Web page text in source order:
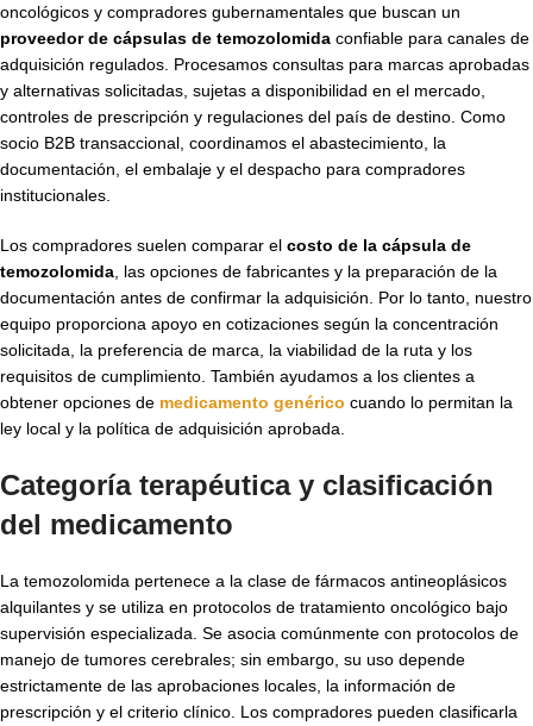
oncológicos y compradores gubernamentales que buscan un
proveedor de cápsulas de temozolomida confiable para canales de
adquisición regulados. Procesamos consultas para marcas aprobadas
y alternativas solicitadas, sujetas a disponibilidad en el mercado,
controles de prescripción y regulaciones del país de destino. Como
socio B2B transaccional, coordinamos el abastecimiento, la
documentación, el embalaje y el despacho para compradores
institucionales.
Los compradores suelen comparar el costo de la cápsula de
temozolomida , las opciones de fabricantes y la preparación de la
documentación antes de confirmar la adquisición. Por lo tanto, nuestro
equipo proporciona apoyo en cotizaciones según la concentración
solicitada, la preferencia de marca, la viabilidad de la ruta y los
requisitos de cumplimiento. También ayudamos a los clientes a
obtener opciones de medicamento genérico cuando lo permitan la
ley local y la política de adquisición aprobada.
Categoría terapéutica y clasificación
del medicamento
La temozolomida pertenece a la clase de fármacos antineoplásicos
alquilantes y se utiliza en protocolos de tratamiento oncológico bajo
supervisión especializada. Se asocia comúnmente con protocolos de
manejo de tumores cerebrales; sin embargo, su uso depende
estrictamente de las aprobaciones locales, la información de
prescripción y el criterio clínico. Los compradores pueden clasificarla